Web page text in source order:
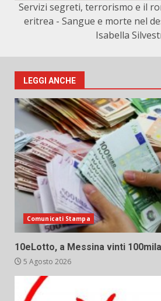
Servizi segreti, terrorismo e il
eritrea - Sangue e morte nel
Isabella
LEGGI ANCHE
Comunicati Stampa
10eLotto, a Messina vinti
5 Agosto 2026